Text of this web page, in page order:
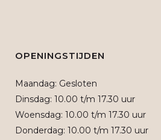
OPENINGSTIJDEN
Maandag: Gesloten
Dinsdag: 10.00 t/m 17.30 uur
Woensdag: 10.00 t/m 17.30 uur
Donderdag: 10.00 t/m 17.30 uur